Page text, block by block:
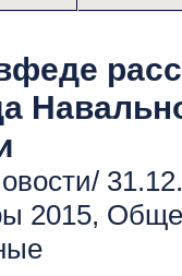
2015,